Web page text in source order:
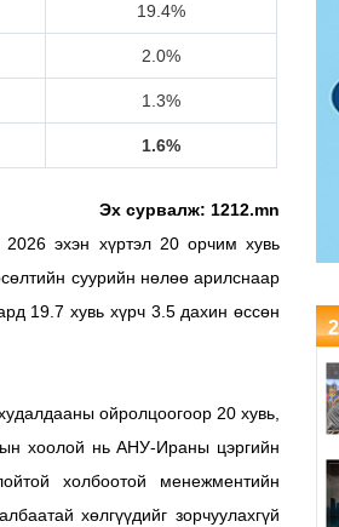
19.4%
2.0%
1.3%
1.6%
Эх сурвалж: 1212.mn
эхэн хүртэл 20 орчим хувь
суурийн нөлөө арилснаар
19.7 хувь хүрч 3.5 дахин өссөн
ойролцоогоор 20 хувь,
хоолой нь АНУ-Ираны цэргийн
холбоотой менежментийн
хөлгүүдийг зорчуулахгүй